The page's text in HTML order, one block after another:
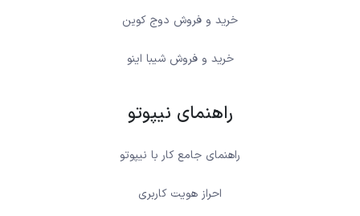
خرید و فروش دوج کوین
خرید و فروش شیبا اینو
راهنمای نیپوتو
راهنمای جامع کار با نیپوتو
احراز هویت کاربری